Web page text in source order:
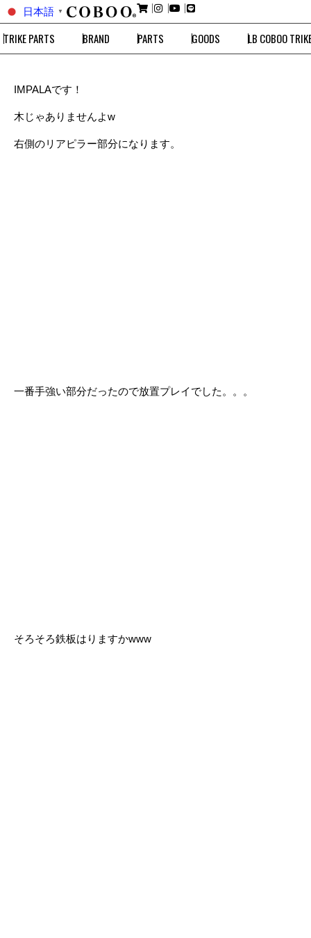
日本語 ▼
TRIKE PARTS BRAND PARTS GOODS LB COBOO
IMPALAです！
木じゃありませんよw
右側のリアピラー部分になります。
一番手強い部分だったので放置プレイでした。。。
そろそろ鉄板はりますかwww